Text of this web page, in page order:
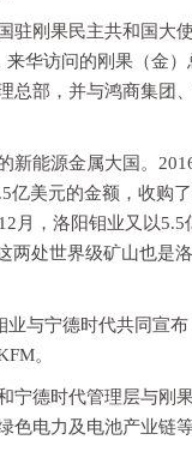
驻刚果民主共和国大
来华访问的刚果（金
总部，并与鸿商集团
新能源金属大国。
亿美元的金额，收购
月，洛阳钼业又以
两处世界级矿山也是
业与宁德时代共同宣
。
宁德时代管理层与刚
色电力及电池产业链